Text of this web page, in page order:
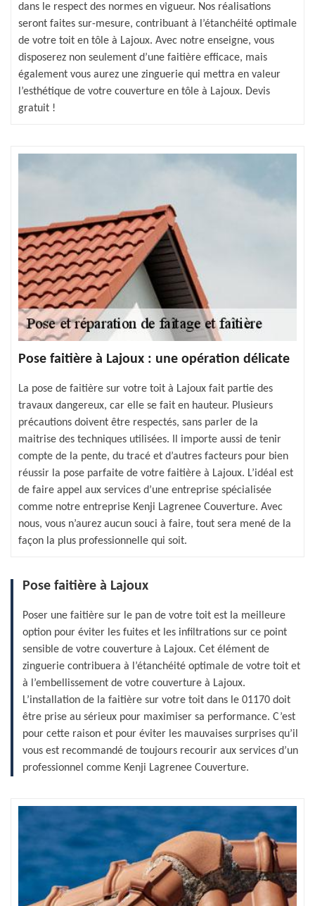
dans le respect des normes en vigueur. Nos réalisations
seront faites sur-mesure, contribuant à l’étanchéité optimale
de votre toit en tôle à Lajoux. Avec notre enseigne, vous
disposerez non seulement d’une faitière efficace, mais
également vous aurez une zinguerie qui mettra en valeur
l’esthétique de votre couverture en tôle à Lajoux. Devis
gratuit !
Pose faitière à Lajoux : une opération délicate
La pose de faitière sur votre toit à Lajoux fait partie des
travaux dangereux, car elle se fait en hauteur. Plusieurs
précautions doivent être respectés, sans parler de la
maitrise des techniques utilisées. Il importe aussi de tenir
compte de la pente, du tracé et d’autres facteurs pour bien
réussir la pose parfaite de votre faitière à Lajoux. L’idéal est
de faire appel aux services d’une entreprise spécialisée
comme notre entreprise Kenji Lagrenee Couverture. Avec
nous, vous n’aurez aucun souci à faire, tout sera mené de la
façon la plus professionnelle qui soit.
Pose faitière à Lajoux
Poser une faitière sur le pan de votre toit est la meilleure
option pour éviter les fuites et les infiltrations sur ce point
sensible de votre couverture à Lajoux. Cet élément de
zinguerie contribuera à l’étanchéité optimale de votre toit et
à l’embellissement de votre couverture à Lajoux.
L’installation de la faitière sur votre toit dans le 01170 doit
être prise au sérieux pour maximiser sa performance. C’est
pour cette raison et pour éviter les mauvaises surprises qu’il
vous est recommandé de toujours recourir aux services d’un
professionnel comme Kenji Lagrenee Couverture.